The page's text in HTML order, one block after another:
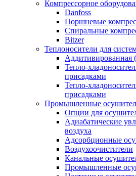
Компрессорное
Danfoss
Поршневые
Спиральные
Bitzer
Теплоносители для
Аддитивированная
Тепло-
присадками
Тепло-
присадками
Промышленные
Опции для
Адиабатические
воздуха
Адсорбционные
Воздухоочистители
Канальные
Промышленные